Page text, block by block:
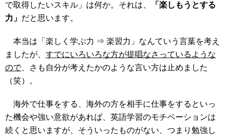
で取得したいスキル」は何か。それは、
「楽しもうとする
力」 だと思います。
本当は「楽しく学ぶ力 ⇒ 楽習力」なんていう言葉を考え
ましたが、 すでにいろいろな方が提唱なさっているような
ので、さも自分が考えたかのような言い方は止めました
（笑）。
海外で仕事をする、海外の方を相手に仕事をするといっ
た機会や強い意欲があれば、英語学習のモチベーションは
続くと思いますが、そういったものがない、つまり勉強し